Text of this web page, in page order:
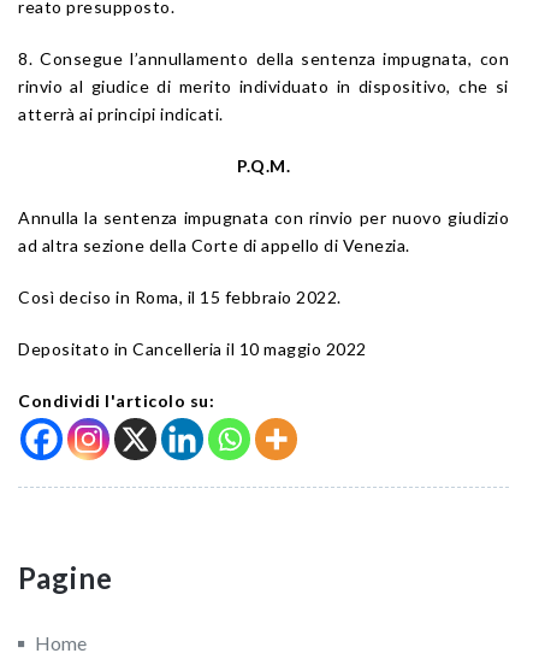
reato presupposto.
8. Consegue l’annullamento della sentenza impugnata, con
rinvio al giudice di merito individuato in dispositivo, che si
atterrà ai principi indicati.
P.Q.M.
Annulla la sentenza impugnata con rinvio per nuovo giudizio
ad altra sezione della Corte di appello di Venezia.
Così deciso in Roma, il 15 febbraio 2022.
Depositato in Cancelleria il 10 maggio 2022
Condividi l'articolo su:
Pagine
Home